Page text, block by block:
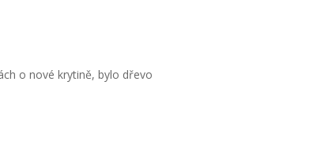
o nové krytině, bylo dřevo